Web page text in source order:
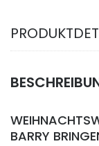
BARRY